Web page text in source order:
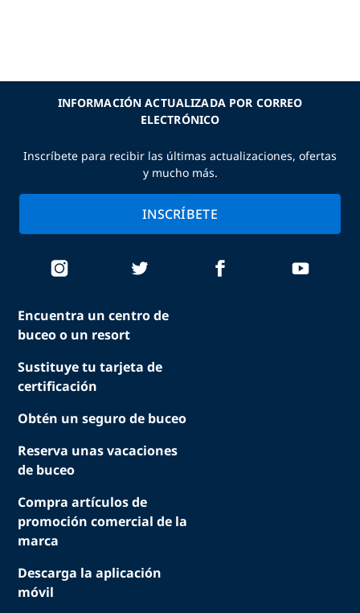
Encuentra un centro de
buceo o un resort
Sustituye tu tarjeta de
certificación
Obtén un seguro de buceo
Reserva unas vacaciones
de buceo
Compra artículos de
promoción comercial de la
marca
Descarga la aplicación
móvil
INFORMACIÓN ACTUALIZADA POR CORREO
ELECTRÓNICO
Inscríbete para recibir las últimas actualizaciones, ofertas
y mucho más.
INSCRÍBETE